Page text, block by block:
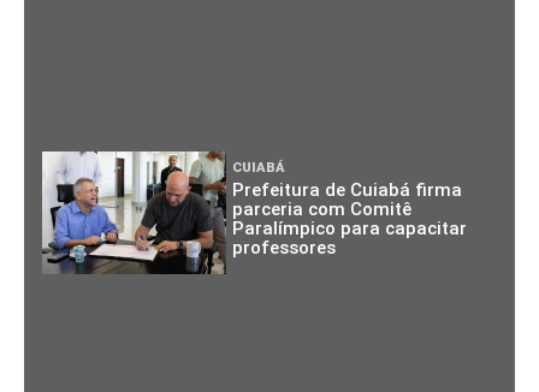
CUIABÁ
Prefeitura de Cuiabá firma
parceria com Comitê
Paralímpico para capacitar
professores